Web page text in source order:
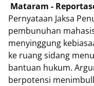
Mataram -
Pernyataan Jaksa
pembunuhan
menyinggung
ke ruang sidang
bantuan hukum.
berpotensi